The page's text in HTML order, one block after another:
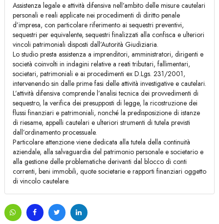
Assistenza legale e attività difensiva nell’ambito delle misure cautelari
personali e reali applicate nei procedimenti di diritto penale
d’impresa, con particolare riferimento ai sequestri preventivi,
sequestri per equivalente, sequestri finalizzati alla confisca e ulteriori
vincoli patrimoniali disposti dall’Autorità Giudiziaria.
Lo studio presta assistenza a imprenditori, amministratori, dirigenti e
società coinvolti in indagini relative a reati tributari, fallimentari,
societari, patrimoniali e ai procedimenti ex D.Lgs. 231/2001,
intervenendo sin dalle prime fasi delle attività investigative e cautelari.
L’attività difensiva comprende l’analisi tecnica dei provvedimenti di
sequestro, la verifica dei presupposti di legge, la ricostruzione dei
flussi finanziari e patrimoniali, nonché la predisposizione di istanze
di riesame, appelli cautelari e ulteriori strumenti di tutela previsti
dall’ordinamento processuale.
Particolare attenzione viene dedicata alla tutela della continuità
aziendale, alla salvaguardia del patrimonio personale e societario e
alla gestione delle problematiche derivanti dal blocco di conti
correnti, beni immobili, quote societarie e rapporti finanziari oggetto
di vincolo cautelare.